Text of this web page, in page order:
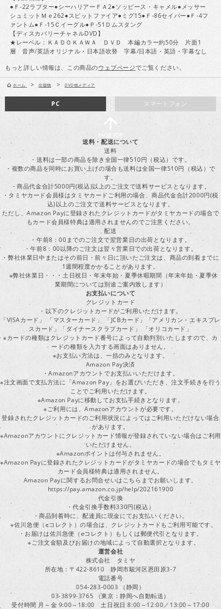
●Ｆ-22ラプター●シーハリアーＦＡ2●ソッピース・キャメル●メッサー
シュミットＭｅ262●スピットファイア●ミグ15●Ｆ-86セイバー●Ｆ-4フ
ァントム●Ｆ-15Ｃイーグル●Ｐ-51Ｄムスタング
【ディスカバリーチャネルDVD】
★レーベル：ＫＡＤＯＫＡＷＡ ＤＶＤ 本編カラー約50分 片面1
層 音声/英語オリジナル・日本語吹替 字幕/日本語・英語・字幕なし
もっと詳しい情報は、この商品のウェブページでご覧ください。
ホーム > 出版物 > DVD他メディア
スマートフォン
PC
送料・配送について
送料
・送料は一部の商品を除き全国一律510円（税込）です。
・複数の商品を同時にお買い上げの場合も送料は全国一律510円（税込）で
す。
・商品代金合計5000円(税込)以上のご注文で送料サービスとなります。
・タミヤカード会員様はタミヤカードご利用の場合、商品代金合計2000円(税
込)以上のご注文で送料サービスとなります。
ただし、Amazon Payに登録されたクレジットカードがタミヤカードの場合で
もカード会員様特典は適用されませんのでご注意ください。
配送
・午前8：00までのご注文で翌営業日の出荷となります。
・午前8：00以降のご注文は翌々営業日での出荷となります。
・弊社休業日中またはその前日・前々日に頂いたご注文は、商品の到着までに
1週間程度かかることがあります。
※弊社休業日・・・土日祝日・年末年始・夏季休暇期間（年末年始・夏季休
業期間については別途ご案内致します）
お支払いについて
クレジットカード
・以下のクレジットカードがご利用いただけます。
「VISAカード」 「マスターカード」 「JCBカード」「アメリカン・エキスプレ
スカード」「ダイナースクラブカード」 「オリコカード」
※カードの種類はクレジットカード番号によって自動判別いたしますので、カ
ードの種類を入力する画面はありません。
※お支払い方法は、一括のみとなります。
Amazon Pay決済
・Amazonアカウントでお支払いいただけます。
※注文画面で支払方法に「Amazon Pay」をお選びいただき、注文手続きを行う
ことでご利用いただけます。
※Amazon Payに移動してお支払手続きとなります。
※ご利用には、Amazonアカウントが必要です。
登録されたクレジットカードのご利用状況によってはご利用いただけない場合
があります。
※Amazonアカウントにクレジットカード情報が登録されていない場合はご利用
いただけません。
※Amazonポイントは付与されません。
※Amazon Payに登録されたクレジットカードがタミヤカードの場合でもタミヤ
カード会員様特典は適用されません。
Amazon Payに関するお問合せいはこちらまでお願いします。
https://pay.amazon.co.jp/help/202161900
代金引換
・代金引換手数料330円(税込）
・商品到着時に、配達員に現金にてお支払いください。
※佐川急便（eコレクト）の場合は、クレジットカードもご利用可能です。
・お届けは佐川急便（eコレクト）もしくは郵便代引となります。
※ご注文金額及びお届けの地域によって自動選択となります。
運営会社
株式会社 タミヤ
所在地：〒422-8610 静岡市駿河区恩田原3-7
電話番号
054-283-0003 （静岡）
03-3899-3765 （東京：静岡へ自動転送）
受付時間 月～金 9:00～18:00 土日祝日 8:00～12:00／13:00～17:00